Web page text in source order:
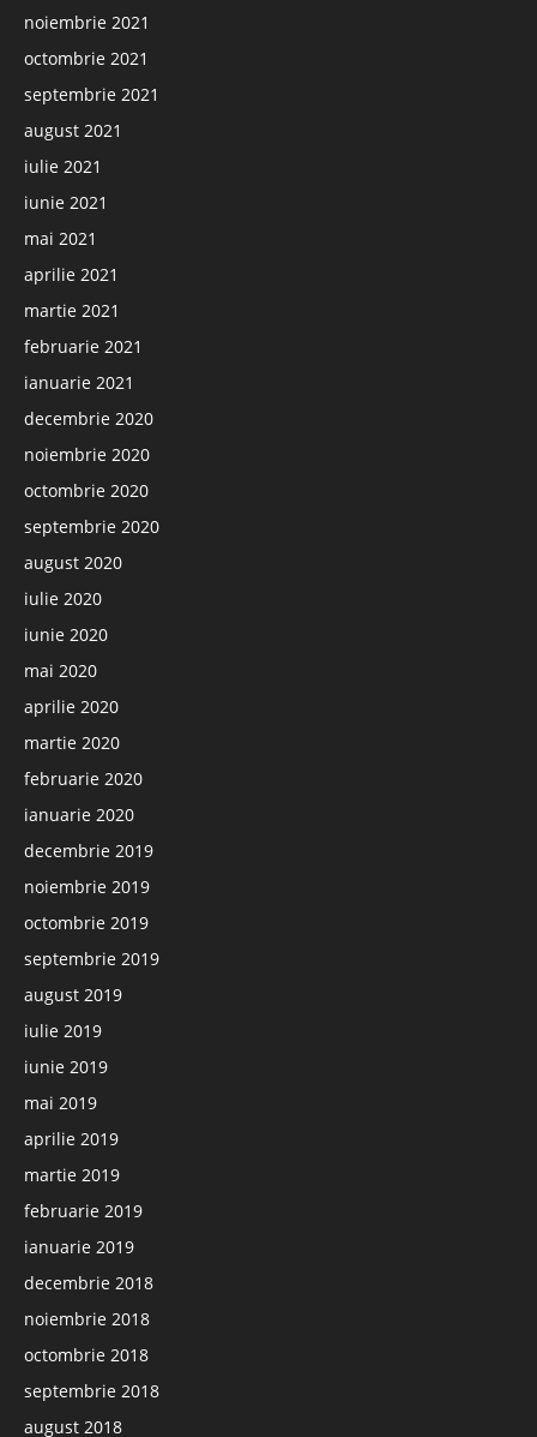
noiembrie 2021
octombrie 2021
septembrie 2021
august 2021
iulie 2021
iunie 2021
mai 2021
aprilie 2021
martie 2021
februarie 2021
ianuarie 2021
decembrie 2020
noiembrie 2020
octombrie 2020
septembrie 2020
august 2020
iulie 2020
iunie 2020
mai 2020
aprilie 2020
martie 2020
februarie 2020
ianuarie 2020
decembrie 2019
noiembrie 2019
octombrie 2019
septembrie 2019
august 2019
iulie 2019
iunie 2019
mai 2019
aprilie 2019
martie 2019
februarie 2019
ianuarie 2019
decembrie 2018
noiembrie 2018
octombrie 2018
septembrie 2018
august 2018